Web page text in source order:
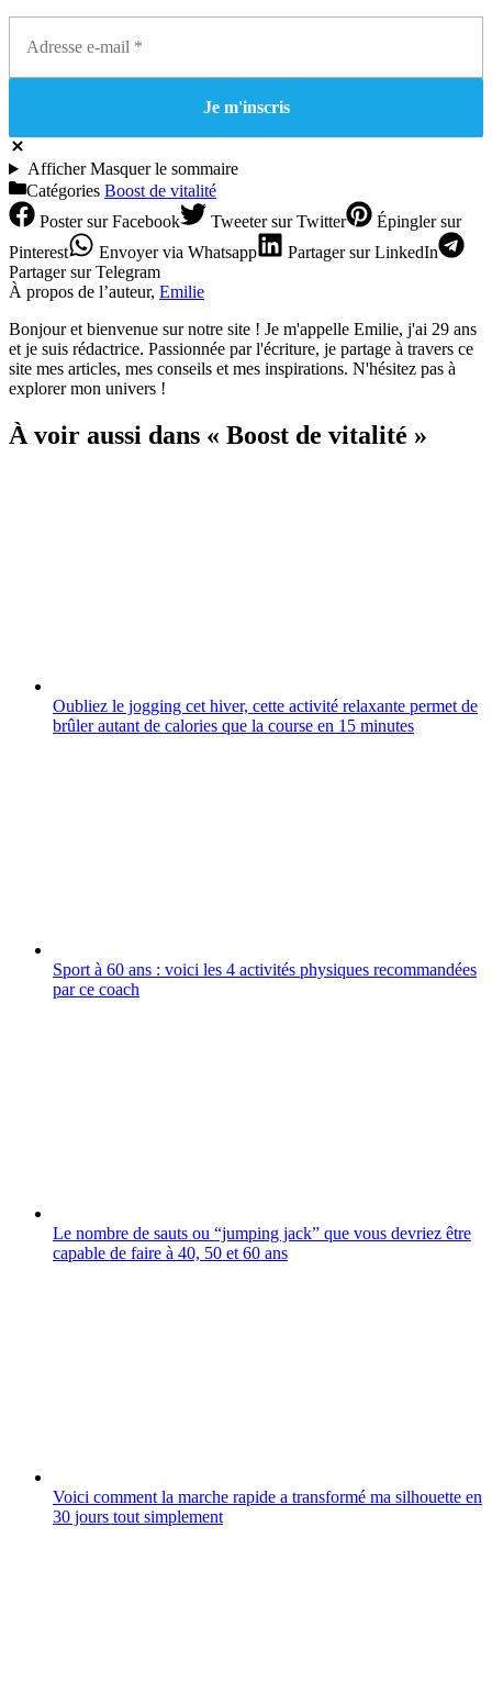
AfficherMasquerle sommaire
Catégories Boost de vitalité
Postersur Facebook Tweetersur Twitter Épinglersur
Pinterest
Envoyervia Whatsapp Partagersur LinkedIn
Partagersur Telegram
À propos de l’auteur, Emilie
Bonjour et bienvenue sur notre site ! Je m'appelle Emilie, j'ai 29 ans
et je suis rédactrice. Passionnée par l'écriture, je partage à travers ce
site mes articles, mes conseils et mes inspirations. N'hésitez pas à
explorer mon univers !
À voir aussi dans « Boost de vitalité »
Oubliez le jogging cet hiver, cette activité relaxante permet de
brûler autant de calories que la course en 15 minutes
Sport à 60 ans : voici les 4 activités physiques recommandées
par ce coach
Le nombre de sauts ou “jumping jack” que vous devriez être
capable de faire à 40, 50 et 60 ans
Voici comment la marche rapide a transformé ma silhouette en
30 jours tout simplement